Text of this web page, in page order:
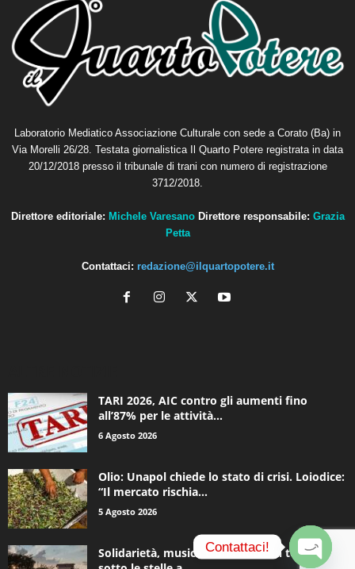
Laboratorio Mediatico Associazione Culturale con sede a Corato (Ba) in
Via Morelli 26/28. Testata giornalistica Il Quarto Potere registrata in data
20/12/2018 presso il tribunale di trani con numero di registrazione
3712/2018.
Direttore editoriale: Michele Varesano Direttore responsabile: Grazia
Petta
Contattaci: redazione@ilquartopotere.it
TARI 2026, AIC contro gli aumenti fino
all’87% per le attività...
6 Agosto 2026
Olio: Unapol chiede lo stato di crisi. Loiodice:
“Il mercato rischia...
5 Agosto 2026
Solidarietà, musica e una notte in tenda
Contattaci!